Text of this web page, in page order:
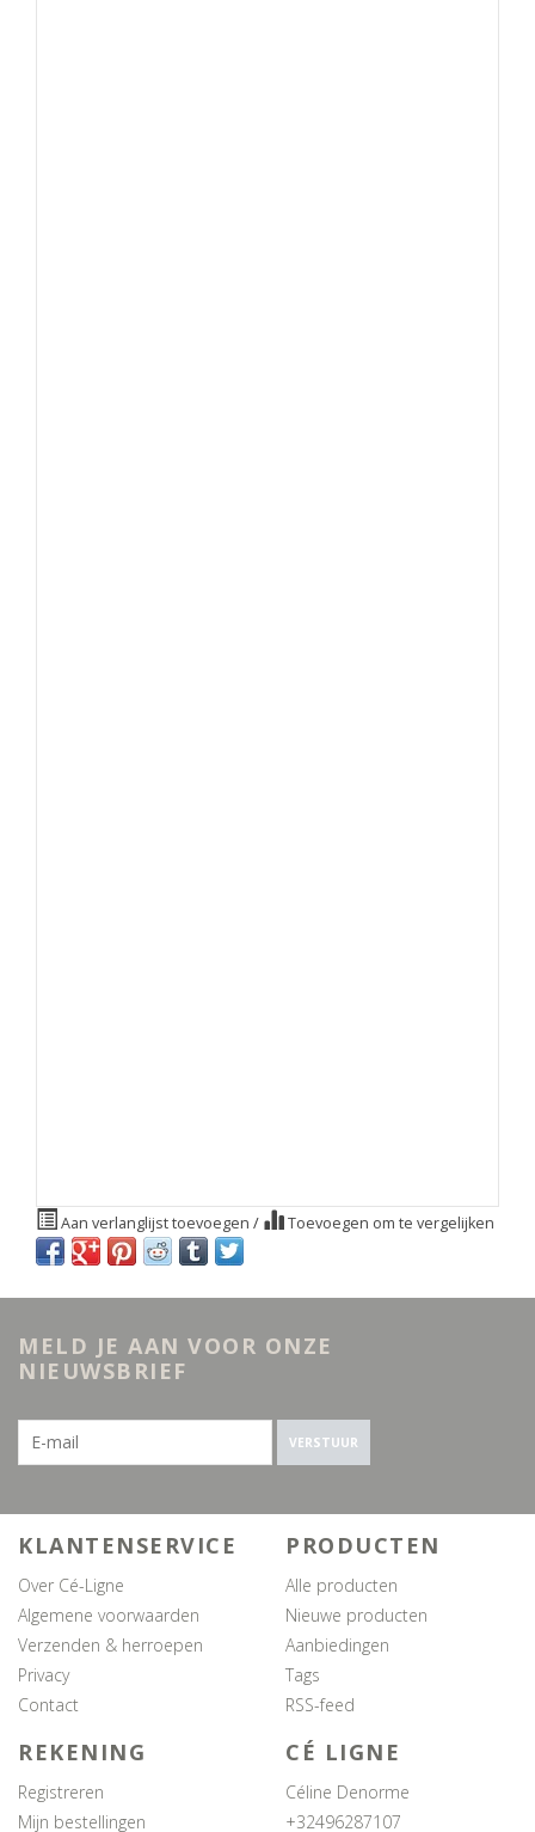
Aan verlanglijst toevoegen / Toevoegen om te vergelijken
MELD JE AAN VOOR ONZE
NIEUWSBRIEF
VERSTUUR
KLANTENSERVICE
Over Cé-Ligne
Algemene voorwaarden
Verzenden & herroepen
Privacy
Contact
PRODUCTEN
Alle producten
Nieuwe producten
Aanbiedingen
Tags
RSS-feed
REKENING
Registreren
Mijn bestellingen
CÉ LIGNE
Céline Denorme
+32496287107